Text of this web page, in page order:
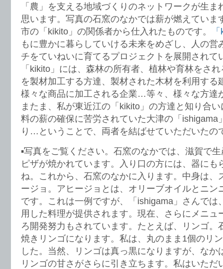
「農」を支える地域づくりのネットワークが生
思います。写真の石窯のなかでは薪が燃えていま
市の「kikito」の関係者から仕入れたものです。
もに豊かに暮らしていける未来をめざし、人の営
チをていねいに育てるプロジェクトを展開されて
「kikito」には、森林の所有者、植林や育林をさ
を製材加工する方達、製材された木材を利用する
様々な商品に加工される企業…等々、様々な方達
またま、私が東近江の「kikito」の方達と知り合
料の薪の確保に苦労されていた大津の「ishigama
り…ということで、両者を結ばせていただいたの
▪︎写真をご覧ください。石窯のなかでは、滋賀で
ピザが焼かれています。入り口の方には、器にも
ね。これから、石窯のなかに入ります。中身は、
ージョ。アヒージョとは、オリーブオイルとニン
です。これは一例ですが、「ishigama」さんでは
用した料理が提供されます。現在、さらにメニュ
ろ開発努力もされています。たとえば、リンゴ。
焼きリンゴになります。私は、丸のまま1個のリ
した。当然、リンゴは真っ黒になりますが、なか
リンゴの甘さがさらに引き立ちます。私はいただ